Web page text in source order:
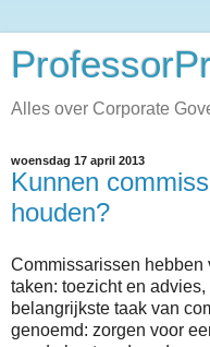
Alles over Corporate
woensdag 17 april 2013
Kunnen
houden?
Commissarissen
taken: toezicht en
belangrijkste taak van
genoemd: zorgen voor